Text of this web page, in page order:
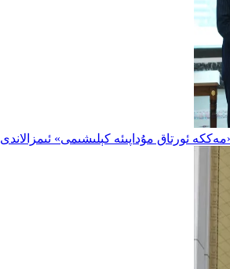
ئورتاق مۇداپىئە كېلىشىمى» ئىمزالاندى